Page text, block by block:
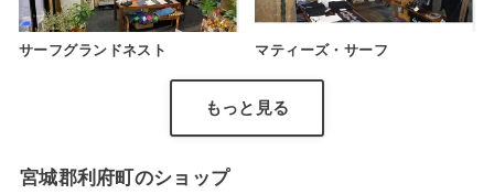
サーフグランドネスト マティーズ・サーフ
もっと見る
宮城郡利府町のショップ